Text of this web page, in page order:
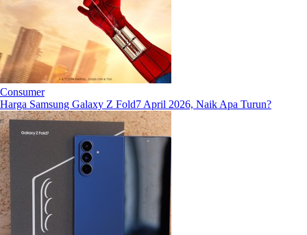
Consumer
Harga Samsung Galaxy Z Fold7 April 2026, Naik Apa Turun?